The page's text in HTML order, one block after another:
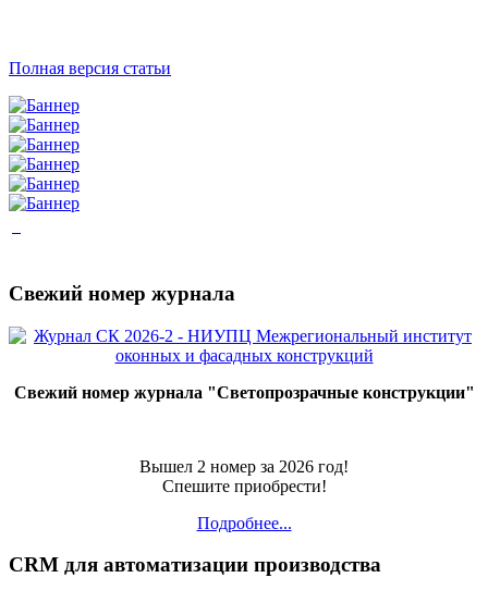
Полная версия статьи
Свежий номер журнала
Свежий номер журнала "Светопрозрачные конструкции"
Вышел 2 номер за 2026 год!
Спешите приобрести!
Подробнее...
CRM для автоматизации производства